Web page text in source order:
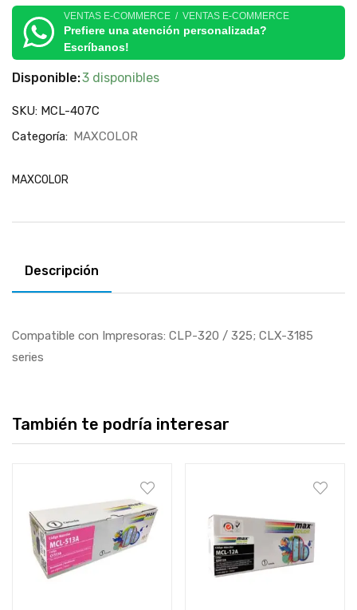
VENTAS E-COMMERCE / VENTAS E-COMMERCE
Prefiere una atención personalizada?
Escríbanos!
Disponible:3 disponibles
SKU: MCL-407C
Categoría: MAXCOLOR
MAXCOLOR
Descripción
Compatible con Impresoras: CLP-320 / 325; CLX-3185
series
También te podría interesar